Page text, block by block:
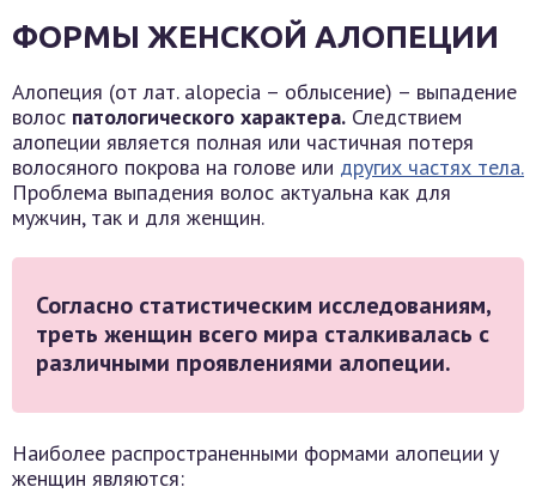
ФОРМЫ ЖЕНСКОЙ АЛОПЕЦИИ
Алопеция (от лат. alopecia – облысение) – выпадение
волос патологического характера. Следствием
алопеции является полная или частичная потеря
волосяного покрова на голове или других частях тела.
Проблема выпадения волос актуальна как для
мужчин, так и для женщин.
Согласно статистическим исследованиям,
треть женщин всего мира сталкивалась с
различными проявлениями алопеции.
Наиболее распространенными формами алопеции у
женщин являются: